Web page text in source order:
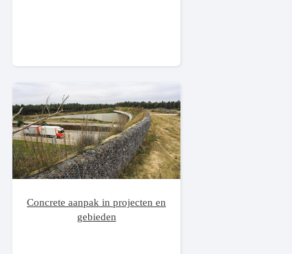
Concrete aanpak in projecten en
gebieden